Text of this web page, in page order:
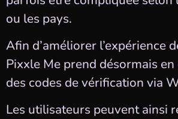
ou les pays.
Afin d’améliorer l’expérience
Pixxle Me prend désormais en
des codes de vérification via
Les utilisateurs peuvent ainsi